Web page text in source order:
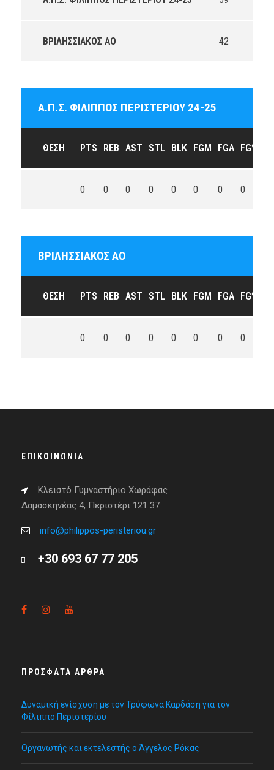
ΒΡΙΛΗΣΣΙΑΚΟΣ ΑΟ 42
Α.Π.Σ. ΦΙΛΙΠΠΟΣ ΠΕΡΙΣΤΕΡΙΟΥ 24-25
ΘΈΣΗ PTS REB AST STL BLK FGM FGA FG%
0 0 0 0 0 0 0 0
ΒΡΙΛΗΣΣΙΑΚΟΣ ΑΟ
ΘΈΣΗ PTS REB AST STL BLK FGM FGA FG%
0 0 0 0 0 0 0 0
ΕΠΙΚΟΙΝΩΝΊΑ
Κλειστό Γυμναστήριο Χωράφας
Δαμασκηνέας 4, Περιστέρι 121 37
info@philippos-peristeriou.gr
+30 693 67 77 205
ΠΡΌΣΦΑΤΑ ΆΡΘΡΑ
Δυναμική ενίσχυση με τον Τρύφωνα Καρδάση για τον
Φίλιππο Περιστερίου
Οργανωτής και εκτελεστής ο Άγγελος Ρόκας